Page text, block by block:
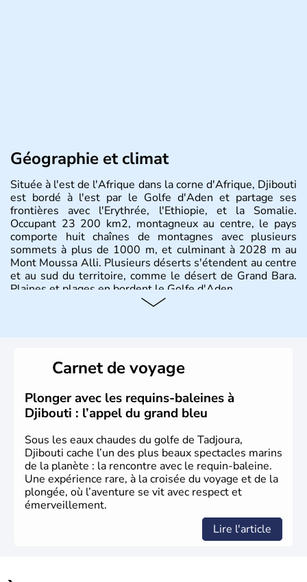
Géographie et climat
Située à l'est de l'Afrique dans la corne d'Afrique, Djibouti
est bordé à l'est par le Golfe d'Aden et partage ses
frontières avec l'Erythrée, l'Ethiopie, et la Somalie.
Occupant 23 200 km2, montagneux au centre, le pays
comporte huit chaînes de montagnes avec plusieurs
sommets à plus de 1000 m, et culminant à 2028 m au
Mont Moussa Alli. Plusieurs déserts s'étendent au centre
et au sud du territoire, comme le désert de Grand Bara.
Plaines et plages en bordent le Golfe d'Aden.
Carnet de voyage
Plonger avec les requins-baleines à
Djibouti : l’appel du grand bleu
Sous les eaux chaudes du golfe de Tadjoura,
Djibouti cache l’un des plus beaux spectacles marins
de la planète : la rencontre avec le requin-baleine.
Une expérience rare, à la croisée du voyage et de la
plongée, où l’aventure se vit avec respect et
émerveillement.
Lire l'article